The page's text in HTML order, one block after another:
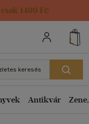
1499 Ft!
keresés
Antikvár